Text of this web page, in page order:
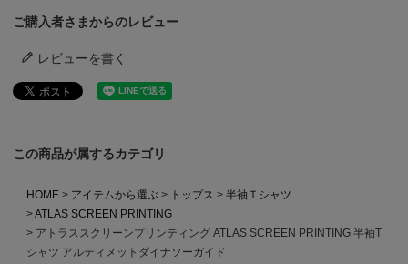
ご購入者さまからのレビュー
レビューを書く
この商品が属するカテゴリ
HOME アイテムから選ぶ トップス
半袖Ｔシャツ
ATLAS SCREEN PRINTING
アトラススクリーンプリンティング ATLAS SCREEN PRINTING 半袖T
シャツ アルティメットダイナソーガイド